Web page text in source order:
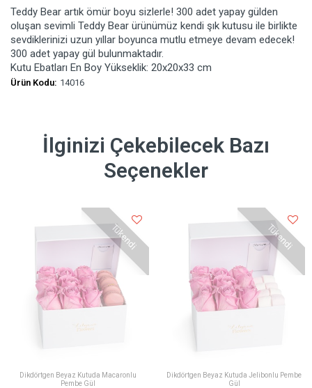
Teddy Bear artık ömür boyu sizlerle! 300 adet yapay gülden
oluşan sevimli Teddy Bear ürünümüz kendi şık kutusu ile birlikte
sevdiklerinizi uzun yıllar boyunca mutlu etmeye devam edecek!
300 adet yapay gül bulunmaktadır.
Kutu Ebatları En Boy Yükseklik: 20x20x33 cm
Ürün Kodu: 14016
İlginizi Çekebilecek Bazı
Seçenekler
Tükendi
Dikdörtgen Beyaz Kutuda Macaronlu
Pembe Gül
Tükendi
Dikdörtgen Beyaz Kutuda Jelibonlu Pembe
Gül